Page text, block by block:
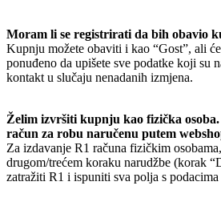
Moram li se registrirati da bih obavio
Kupnju možete obaviti i kao “Gost”, ali
ponuđeno da upišete sve podatke koji su
kontakt u slučaju nenadanih izmjena.
Želim izvršiti kupnju kao fizička
račun za robu naručenu putem
Za izdavanje R1 računa fizičkim
drugom/trećem koraku narudžbe (korak
zatražiti R1 i ispuniti sva polja s